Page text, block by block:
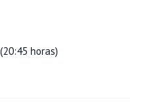
horas)